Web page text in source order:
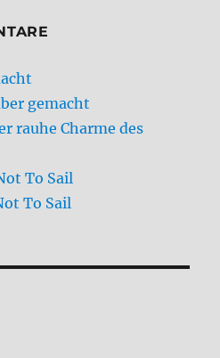
gemacht
rauhe Charme des
To Sail
To Sail